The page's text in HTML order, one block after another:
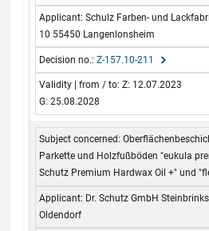
Schulz Farben- und
10 55450 Langenlonsheim
Z-157.10-211
Z: 12.07.2023
G: 25.08.2028
Parkette und Holzfußböden "eukula
Schutz Premium Hardwax Oil +" und
Dr. Schutz GmbH
Oldendorf